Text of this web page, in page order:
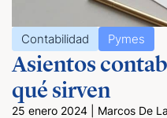
Contabilidad Pymes
Asientos
qué sirven
25 enero 2024
Marcos De